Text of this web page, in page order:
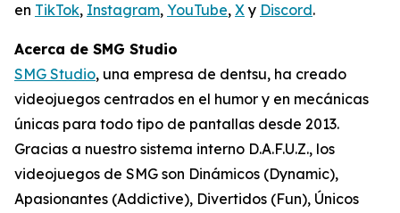
en TikTok, Instagram, YouTube, X y Discord.
Acerca de SMG Studio
SMG Studio, una empresa de dentsu, ha creado
videojuegos centrados en el humor y en mecánicas
únicas para todo tipo de pantallas desde 2013.
Gracias a nuestro sistema interno D.A.F.U.Z., los
videojuegos de SMG son Dinámicos (Dynamic),
Apasionantes (Addictive), Divertidos (Fun), Únicos